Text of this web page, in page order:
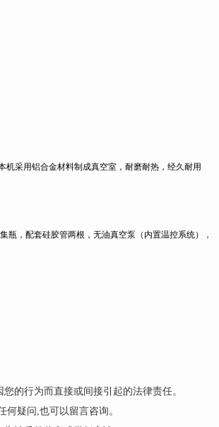
采用铝合金材料制成真空室，耐磨耐热，经久耐用
瓶，配套硅胶管两根，无油真空泵（内置温控系统），
的行为而直接或间接引起的法律责任。
疑问,也可以留言咨询。